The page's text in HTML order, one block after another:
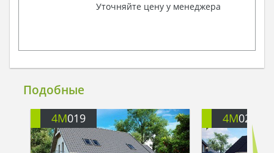
Уточняйте цену у менеджера
Подобные
4M019 4M026